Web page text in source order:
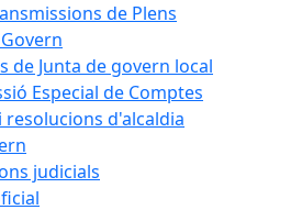
de Plens
de Junta de govern local
Especial de Comptes
resolucions d'alcaldia
judicials